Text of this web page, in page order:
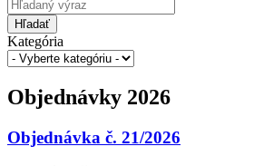
Hľadať
Kategória
Objednávky 2026
Objednávka č. 21/2026